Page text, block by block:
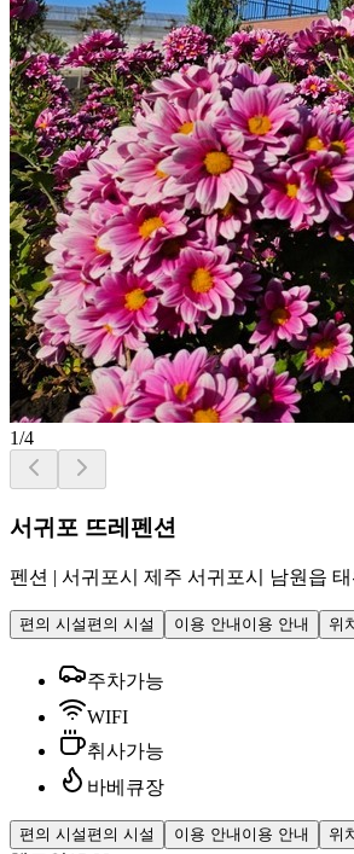
1/4
서귀포 뜨레펜션
펜션 | 서귀포시 제주 서귀포시 남원읍 태
편의 시설 편의 시설 이용 안내 이용 안내 위
주차가능
WIFI
취사가능
바베큐장
편의 시설 편의 시설 이용 안내 이용 안내 위